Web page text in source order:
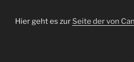
Hier geht es zur Seite der von